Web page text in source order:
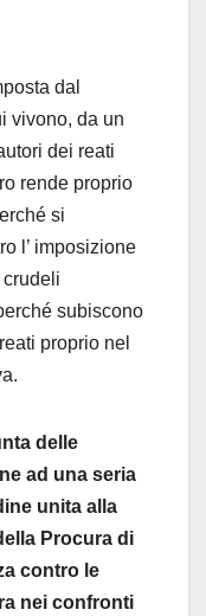
dal
vivono, da un
dei reati
rende proprio
si
l’ imposizione
subiscono
proprio nel
delle
ad una seria
unita alla
Procura di
contro le
nei confronti